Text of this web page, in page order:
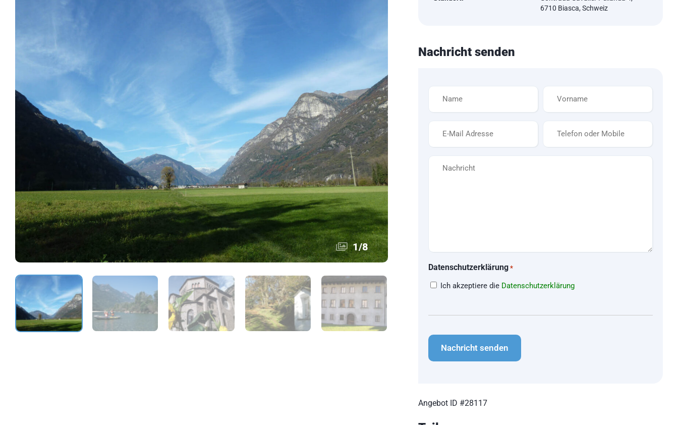
1/8
6710 Biasca, Schweiz
Nachricht senden
*
Datenschutzerklärung *
Ich akzeptiere die Datenschutzerklärung
Angebot ID #28117